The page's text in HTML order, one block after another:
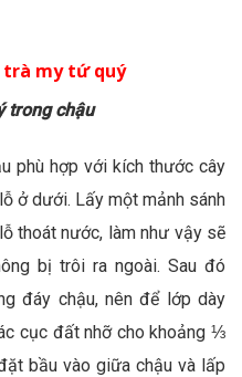
trà my tứ quý
trong chậu
phù hợp với kích thước cây
ở dưới. Lấy một mảnh sánh
thoát nước, làm như vậy sẽ
bị trôi ra ngoài. Sau đó
đáy chậu, nên để lớp dày
cục đất nhỡ cho khoảng ⅓
bầu vào giữa chậu và lấp